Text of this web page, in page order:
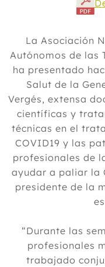
La Asociación
Autónomos de las
ha presentado
Salut de la
Vergés, extensa
científicas y
técnicas en el
COVID19 y las
profesionales de
ayudar a paliar la
presidente de la
“Durante las
profesionales
trabajado